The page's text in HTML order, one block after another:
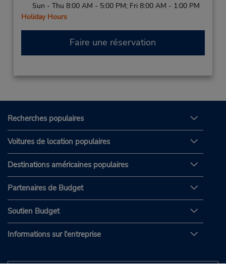
Sun - Thu 8:00 AM - 5:00 PM; Fri 8:00 AM - 1:00 PM
Holiday Hours
Faire une réservation
Recherches populaires
Voitures de location populaires
Destinations américaines populaires
Partenaires de Budget
Soutien Budget
Informations sur l'entreprise